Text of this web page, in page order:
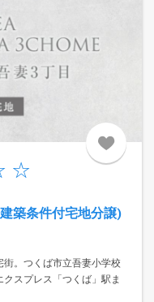
築条件付宅地分譲)
。つくば市立吾妻小学校
スプレス「つくば」駅ま